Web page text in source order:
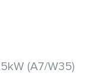
(A7/W35)